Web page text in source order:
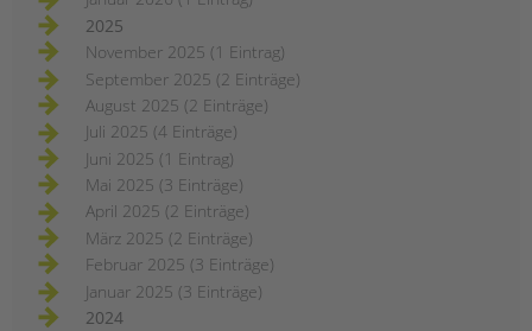
NEWS/BLOG
unkuerzbar
Briefe an Kai
PRESSE
Magazin
KONTAKT
Impressum
Datenschutz
Hinweisgebersystem
2025
November 2025 (1 Eintrag)
September 2025 (2 Einträge)
August 2025 (2 Einträge)
Juli 2025 (4 Einträge)
Juni 2025 (1 Eintrag)
Mai 2025 (3 Einträge)
April 2025 (2 Einträge)
März 2025 (2 Einträge)
Februar 2025 (3 Einträge)
Januar 2025 (3 Einträge)
2024